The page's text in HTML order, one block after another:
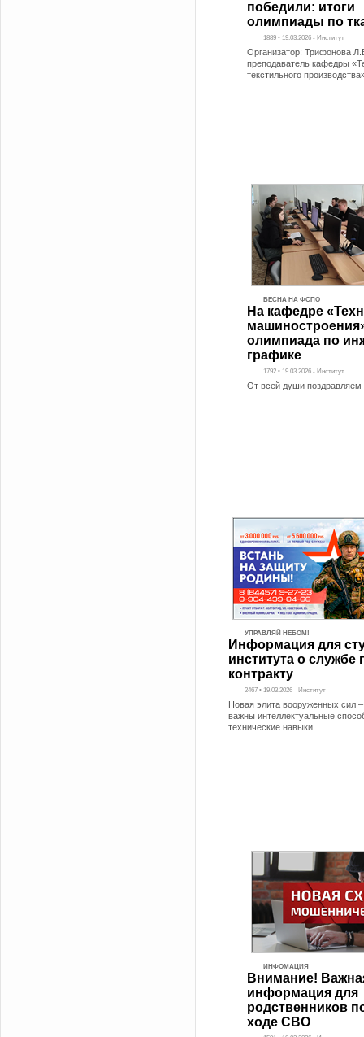
победили: итоги
олимпиады по
1889 • 19.03.2026 - Институт
Организатор: Трифонова
преподаватель кафедры
текстильного
ВЕСНА НА ФСПО
На кафедре
олимпиада по
графике
1792 • 19.03.2026 - Институт
От всей души поздравляем
УПРАВЛЯЙ НЕБОМ!
Информация для
института о службе
контракту
2467 • 19.03.2026 - Институт
Новая элита вооруженных сил –
важны интеллектуальные
технические навыки
ИНФОМАЦИЯ
Внимание!
информация для
родственников
ходе СВО